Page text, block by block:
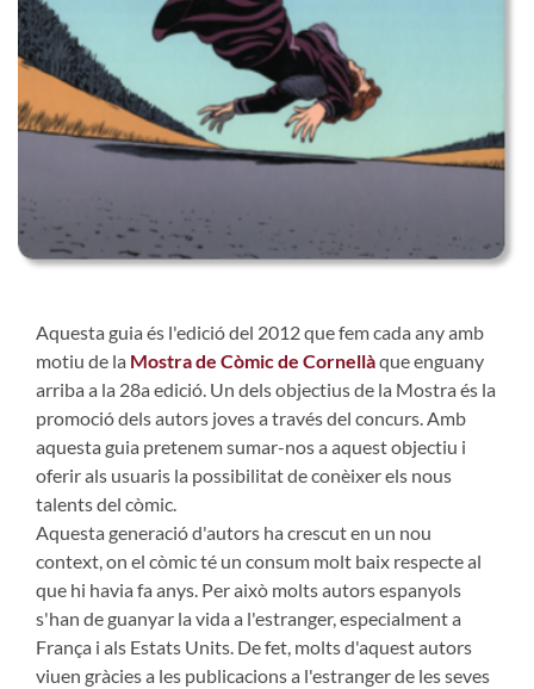
Aquesta guia és l'edició del 2012 que fem cada any amb
motiu de la Mostra de Còmic de Cornellàque enguany
arriba a la 28a edició. Un dels objectius de la Mostra és la
promoció dels autors joves a través del concurs. Amb
aquesta guia pretenem sumar-nos a aquest objectiu i
oferir als usuaris la possibilitat de conèixer els nous
talents del còmic.
Aquesta generació d'autors ha crescut en un nou
context, on el còmic té un consum molt baix respecte al
que hi havia fa anys. Per això molts autors espanyols
s'han de guanyar la vida a l'estranger, especialment a
França i als Estats Units. De fet, molts d'aquest autors
viuen gràcies a les publicacions a l'estranger de les seves